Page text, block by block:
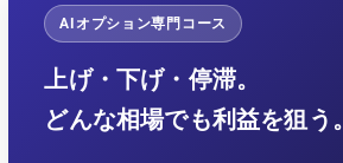
AIオプション専門コース
上げ・下げ・停滞。
どんな相場でも利益を狙う。